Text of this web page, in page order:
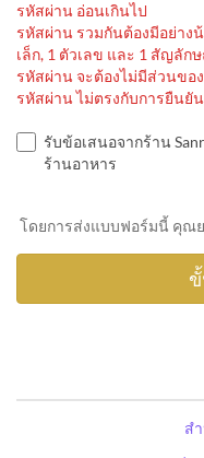
รหัสผ่าน อ่อนเกินไป
รหัสผ่าน รวมกันต้องมีอย่าง
เล็ก, 1 ตัวเลข และ 1 สัญลัก
รหัสผ่าน จะต้องไม่มีส่วนของ
รหัสผ่าน ไม่ตรงกับการยืนยัน
รับข้อเสนอจากร้าน
ร้านอาหาร
โดยการส่งแบบฟอร์มนี้ คุณ
ส